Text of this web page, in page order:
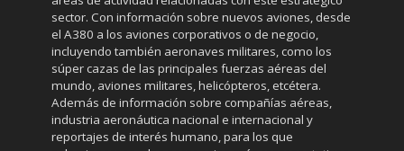
sector. Con información sobre nuevos aviones, desde
el A380 a los aviones corporativos o de negocio,
incluyendo también aeronaves militares, como los
súper cazas de las principales fuerzas aéreas del
mundo, aviones militares, helicópteros, etcétera.
Además de información sobre compañías aéreas,
industria aeronáutica nacional e internacional y
reportajes de interés humano, para los que